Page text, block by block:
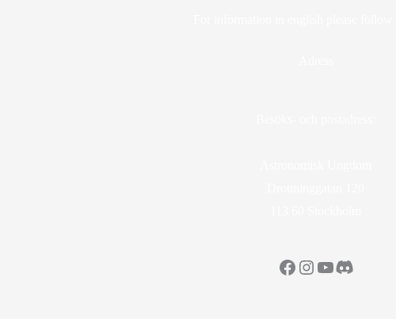
Facebook
Instagram
YouTube
Discord